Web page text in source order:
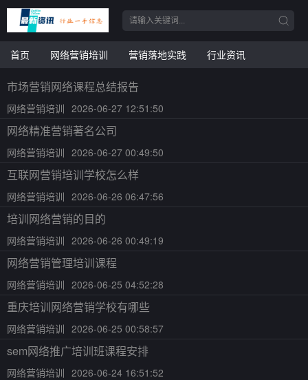
首页 网络营销培训 营销落地实践 行业资讯
市场营销网络课程总结报告
网络营销培训 2026-06-27 12:51:50
网络精准营销著名公司
网络营销培训 2026-06-27 00:49:50
互联网营销培训学校怎么样
网络营销培训 2026-06-26 06:47:56
培训网络营销的目的
网络营销培训 2026-06-26 00:49:19
网络营销管理培训课程
网络营销培训 2026-06-25 04:52:28
重庆培训网络营销学校有哪些
网络营销培训 2026-06-25 00:58:57
sem网络推广培训班课程安排
网络营销培训 2026-06-24 16:51:52